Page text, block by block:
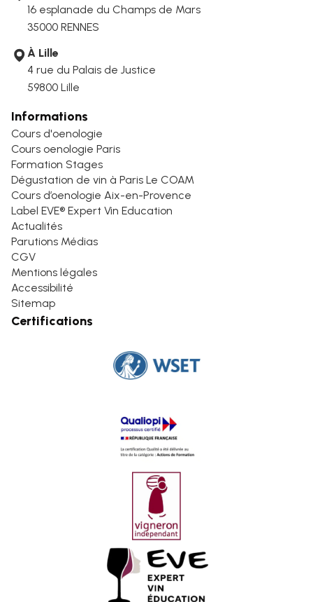
16 esplanade du Champs de Mars
35000 RENNES
À Lille
4 rue du Palais de Justice
59800 Lille
Informations
Cours d'oenologie
Cours oenologie Paris
Formation Stages
Dégustation de vin à Paris Le COAM
Cours d’oenologie Aix-en-Provence
Label EVE® Expert Vin Education
Actualités
Parutions Médias
CGV
Mentions légales
Accessibilité
Sitemap
Certifications